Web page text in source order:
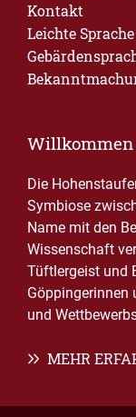
Kontakt
Leichte Sprache
Willkommen
Die
Symbiose
Name mit den
Wissenschaft
Tüftlergeist und
Göppingerinnen
und
MEHR